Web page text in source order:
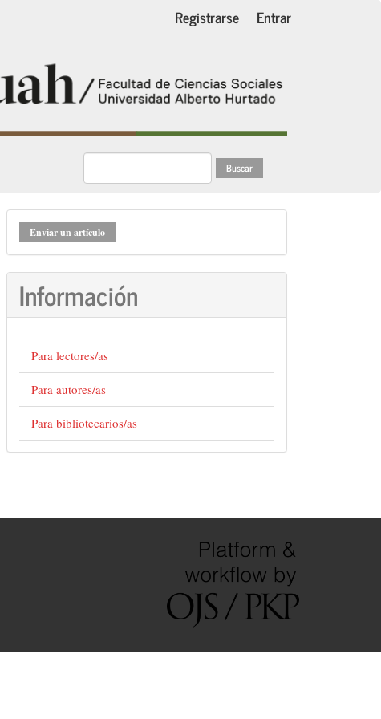
Registrarse Entrar
Buscar
Enviar
un
artículo
Enviar un artículo
Información
Para lectores/as
Para autores/as
Para bibliotecarios/as